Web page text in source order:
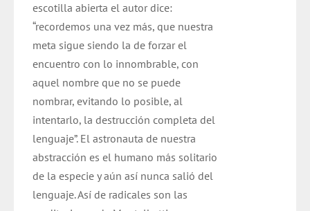
escotilla abierta el autor dice:
“recordemos una vez más, que nuestra
meta sigue siendo la de forzar el
encuentro con lo innombrable, con
aquel nombre que no se puede
nombrar, evitando lo posible, al
intentarlo, la destrucción completa del
lenguaje”. El astronauta de nuestra
abstracción es el humano más solitario
de la especie y aún así nunca salió del
lenguaje. Así de radicales son las